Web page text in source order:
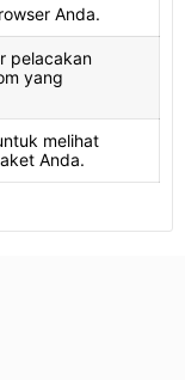
Anda.
pelacakan
yang
melihat
Anda.